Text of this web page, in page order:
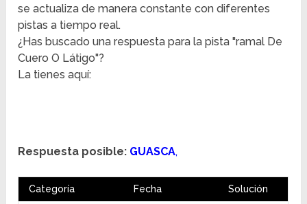
se actualiza de manera constante con diferentes
pistas a tiempo real.
¿Has buscado una respuesta para la pista "ramal De
Cuero O Látigo"?
La tienes aquí:
Respuesta posible: GUASCA,
Categoría Fecha Solución